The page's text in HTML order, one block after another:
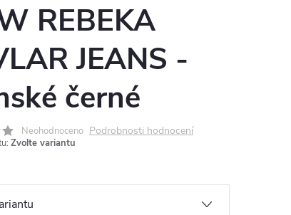
REBEKA
JEANS -
černé
Neohodnoceno Podrobnosti hodnocení
Zvolte variantu